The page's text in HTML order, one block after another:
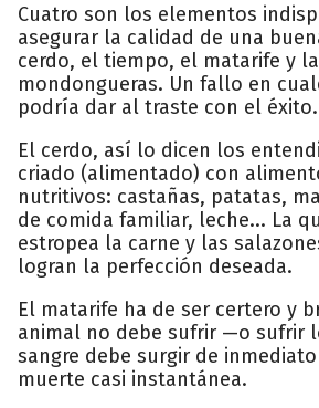
Cuatro son los elementos
asegurar la calidad de una
cerdo, el tiempo, el matarife y
mondongueras. Un fallo en
podría dar al traste con el éxito.
El cerdo, así lo dicen los
criado (alimentado) con
nutritivos: castañas, patatas,
de comida familiar, leche... La
estropea la carne y las
logran la perfección deseada.
El matarife ha de ser certero y
animal no debe sufrir —o sufrir
sangre debe surgir de
muerte casi instantánea.